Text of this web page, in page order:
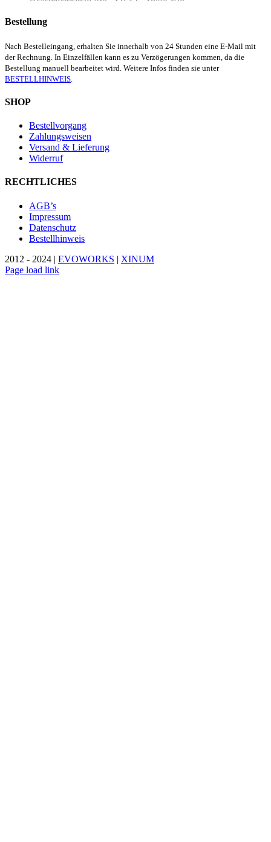
Bestellung
Nach Bestelleingang, erhalten Sie innerhalb von 24 Stunden eine E-Mail mit
der Rechnung. In Einzelfällen kann es zu Verzögerungen kommen, da die
Bestellung manuell bearbeitet wird. Weitere Infos finden sie unter
BESTELLHINWEIS
SHOP
Bestellvorgang
Zahlungsweisen
Versand & Lieferung
Widerruf
RECHTLICHES
AGB’s
Impressum
Datenschutz
Bestellhinweis
2012 - 2024 | EVOWORKS | XINUM
Page load link